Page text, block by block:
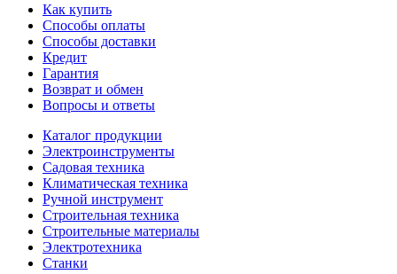
Как купить
Способы оплаты
Способы доставки
Кредит
Гарантия
Возврат и обмен
Вопросы и ответы
Каталог продукции
Электроинструменты
Садовая техника
Климатическая техника
Ручной инструмент
Строительная техника
Строительные материалы
Электротехника
Станки